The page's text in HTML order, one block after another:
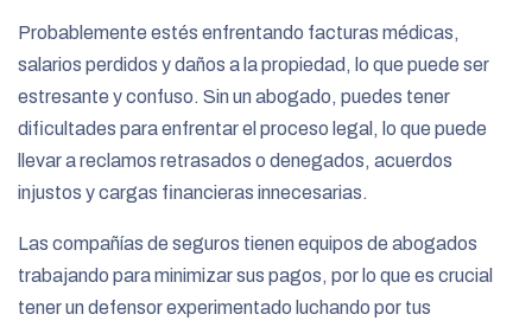
Probablemente estés enfrentando facturas médicas,
salarios perdidos y daños a la propiedad, lo que puede ser
estresante y confuso. Sin un abogado, puedes tener
dificultades para enfrentar el proceso legal, lo que puede
llevar a reclamos retrasados o denegados, acuerdos
injustos y cargas financieras innecesarias.
Las compañías de seguros tienen equipos de abogados
trabajando para minimizar sus pagos, por lo que es crucial
tener un defensor experimentado luchando por tus